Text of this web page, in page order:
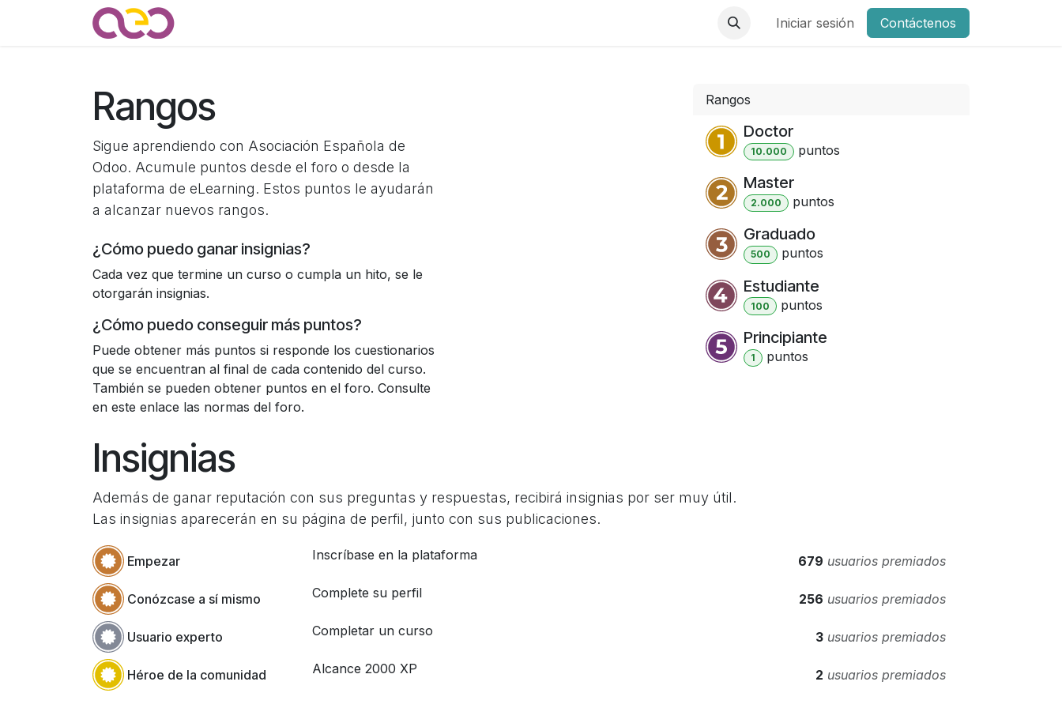
Iniciar sesión Contáctenos
Rangos
Sigue aprendiendo con Asociación Española de
Odoo. Acumule puntos desde el foro o desde la
plataforma de eLearning. Estos puntos le ayudarán
a alcanzar nuevos rangos.
¿Cómo puedo ganar insignias?
Cada vez que termine un curso o cumpla un hito, se le
otorgarán insignias.
¿Cómo puedo conseguir más puntos?
Puede obtener más puntos si responde los cuestionarios
que se encuentran al final de cada contenido del curso.
También se pueden obtener puntos en el foro. Consulte
en este enlace las normas del foro.
Rangos
Doctor
10.000 puntos
Master
2.000 puntos
Graduado
500 puntos
Estudiante
100 puntos
Principiante
1 puntos
Insignias
Además de ganar reputación con sus preguntas y respuestas, recibirá insignias por ser muy útil.
Las insignias aparecerán en su página de perfil, junto con sus publicaciones.
Empezar Inscríbase en la plataforma 679 usuarios premiados
Conózcase a sí mismo Complete su perfil 256 usuarios premiados
Usuario experto Completar un curso 3 usuarios premiados
Héroe de la comunidad Alcance 2000 XP 2 usuarios premiados